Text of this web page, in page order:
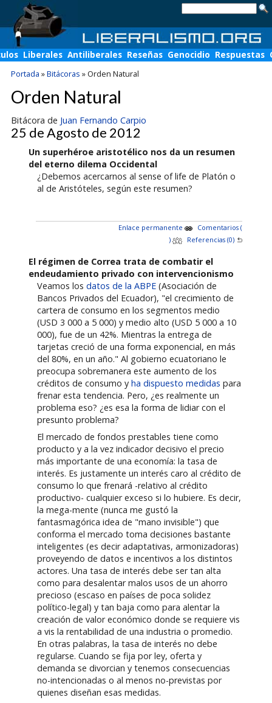
Liberales Antiliberales Reseñas Genocidio Respuestas
Portada »Bitácoras »Orden Natural
Orden Natural
Bitácora de Juan Fernando Carpio
25 de Agosto de 2012
Un superhéroe aristotélico nos da un resumen
del eterno dilema Occidental
¿Debemos acercarnos al sense of life de Platón o
al de Aristóteles, según este resumen?
Enlace permanente
Comentarios (
)
Referencias (0)
El régimen de Correa trata de combatir el
endeudamiento privado con intervencionismo
Veamos losdatos de la ABPE (Asociación de
Bancos Privados del Ecuador), "el crecimiento de
cartera de consumo en los segmentos medio
(USD 3 000 a 5 000) y medio alto (USD 5 000 a 10
000), fue de un 42%. Mientras la entrega de
tarjetas creció de una forma exponencial, en más
del 80%, en un año." Al gobierno ecuatoriano le
preocupa sobremanera este aumento de los
créditos de consumo yha dispuesto medidas para
frenar esta tendencia. Pero, ¿es realmente un
problema eso? ¿es esa la forma de lidiar con el
presunto problema?
El mercado de fondos prestables tiene como
producto y a la vez indicador decisivo el precio
más importante de una economía: la tasa de
interés. Es justamente un interés caro al crédito de
consumo lo que frenará -relativo al crédito
productivo- cualquier exceso si lo hubiere. Es decir,
la mega-mente (nunca me gustó la
fantasmagórica idea de "mano invisible") que
conforma el mercado toma decisiones bastante
inteligentes (es decir adaptativas, armonizadoras)
proveyendo de datos e incentivos a los distintos
actores. Una tasa de interés debe ser tan alta
como para desalentar malos usos de un ahorro
precioso (escaso en países de poca solidez
político-legal) y tan baja como para alentar la
creación de valor económico donde se requiere vis
a vis la rentabilidad de una industria o promedio.
En otras palabras, la tasa de interés no debe
regularse. Cuando se fija por ley, oferta y
demanda se divorcian y tenemos consecuencias
no-intencionadas o al menos no-previstas por
quienes diseñan esas medidas.